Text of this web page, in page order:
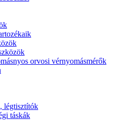
orvosi vérnyomásmérők
légtisztítók
táskák